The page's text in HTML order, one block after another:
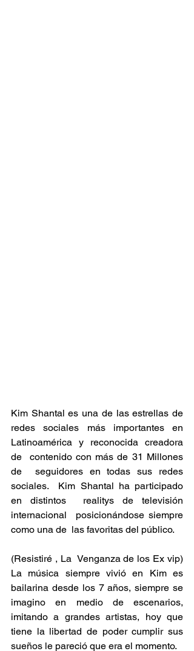
Kim Shantal es una de las estrellas de
redes sociales más importantes en
Latinoamérica y reconocida creadora
de  contenido con más de 31 Millones
de  seguidores en todas sus redes
sociales.  Kim Shantal ha participado
en distintos  realitys de televisión
internacional  posicionándose siempre
como una de  las favoritas del público.
(Resistiré , La  Venganza de los Ex vip)
La música siempre vivió en Kim es
bailarina desde los 7 años, siempre se
imagino en medio de escenarios,
imitando a grandes artistas, hoy que
tiene la libertad de poder cumplir sus
sueños le pareció que era el momento.